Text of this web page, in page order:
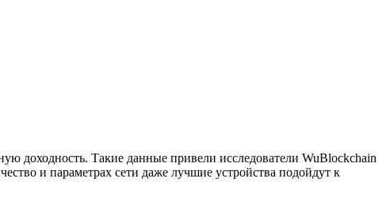
доходность. Такие данные привели исследователи WuBlockchain
и параметрах сети даже лучшие устройства подойдут к